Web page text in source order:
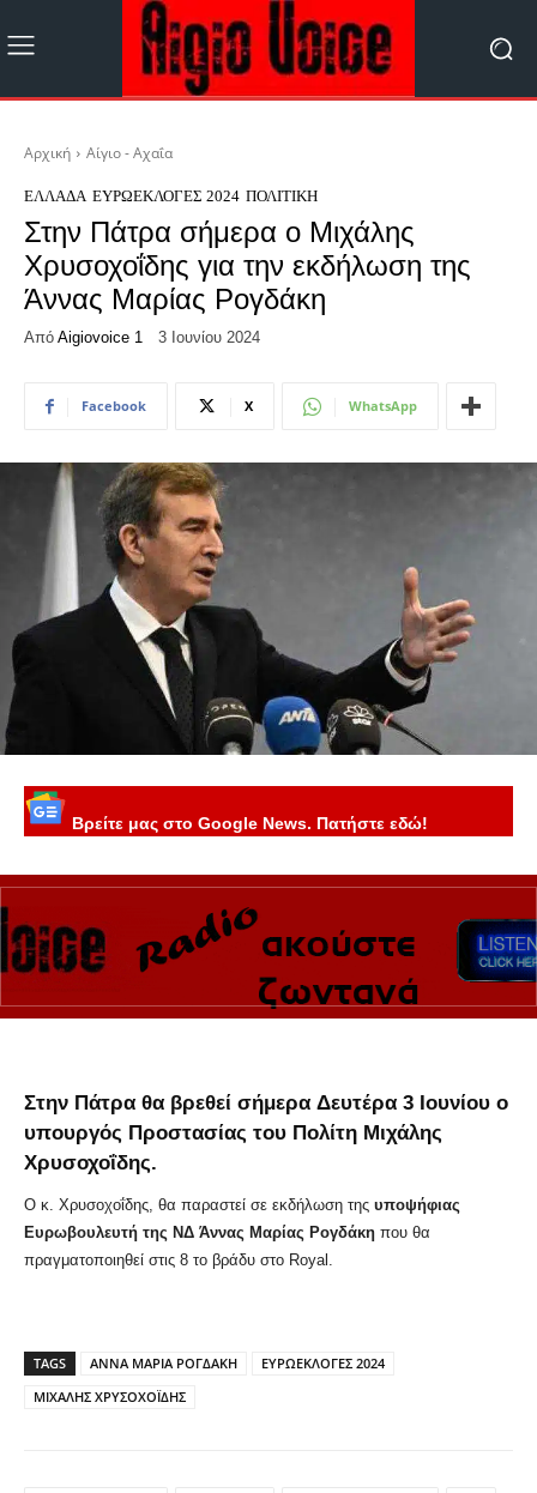
Αρχική Αίγιο - Αχαΐα
ΕΛΛΆΔΑ ΕΥΡΩΕΚΛΟΓΈΣ 2024 ΠΟΛΙΤΙΚΉ
Στην Πάτρα σήμερα ο Μιχάλης
Χρυσοχοΐδης για την εκδήλωση της
Άννας Μαρίας Ρογδάκη
Από Aigiovoice 1 3 Ιουνίου 2024
Facebook X WhatsApp
Βρείτε μας στο Google News. Πατήστε εδώ!
Στην Πάτρα θα βρεθεί σήμερα Δευτέρα 3 Ιουνίου ο
υπουργός Προστασίας του Πολίτη Μιχάλης
Χρυσοχοΐδης.
Ο κ. Χρυσοχοΐδης, θα παραστεί σε εκδήλωση της υποψήφιας
Ευρωβουλευτή της ΝΔ Άννας Μαρίας Ρογδάκη που θα
πραγματοποιηθεί στις 8 το βράδυ στο Royal.
TAGS ΑΝΝΑ ΜΑΡΙΑ ΡΟΓΔΑΚΗ
ΕΥΡΩΕΚΛΟΓΕΣ 2024
ΜΙΧΑΛΗΣ ΧΡΥΣΟΧΟΪΔΗΣ